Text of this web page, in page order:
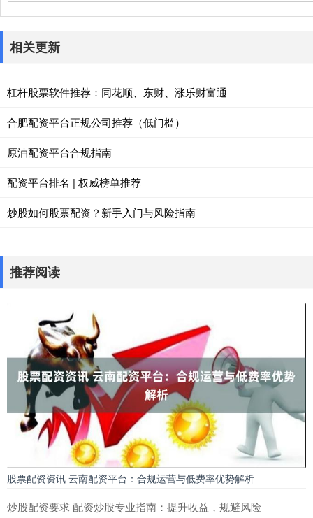
相关更新
杠杆股票软件推荐：同花顺、东财、涨乐财富通
合肥配资平台正规公司推荐（低门槛）
原油配资平台合规指南
配资平台排名 | 权威榜单推荐
炒股如何股票配资？新手入门与风险指南
推荐阅读
股票配资资讯 云南配资平台：合规运营与低费率优势解析
炒股配资要求 配资炒股专业指南：提升收益，规避风险